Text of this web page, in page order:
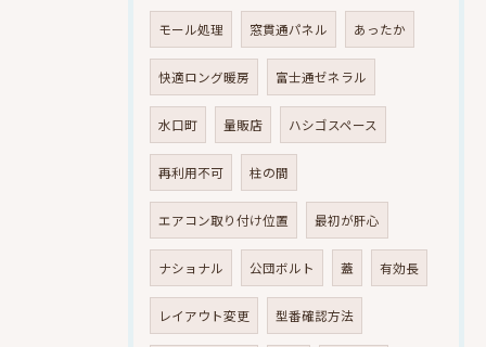
モール処理 窓貫通パネル あったか
快適ロング暖房 富士通ゼネラル
水口町 量販店 ハシゴスペース
再利用不可 柱の間
エアコン取り付け位置 最初が肝心
ナショナル 公団ボルト 蓋 有効長
レイアウト変更 型番確認方法